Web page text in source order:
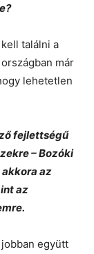
találni a
már
lehetetlen
fejlettségű
– Bozóki
akkora az
az
együtt